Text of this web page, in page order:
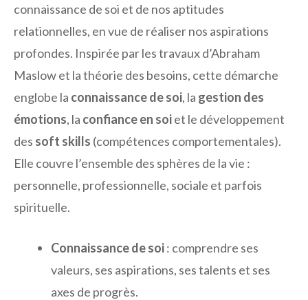
connaissance de soi et de nos aptitudes
relationnelles, en vue de réaliser nos aspirations
profondes. Inspirée par les travaux d’Abraham
Maslow et la théorie des besoins, cette démarche
englobe la connaissance de soi, la gestion des
émotions, la confiance en soiet le développement
des soft skills (compétences comportementales).
Elle couvre l’ensemble des sphères de la vie :
personnelle, professionnelle, sociale et parfois
spirituelle.
Connaissance de soi: comprendre ses
valeurs, ses aspirations, ses talents et ses
axes de progrès.